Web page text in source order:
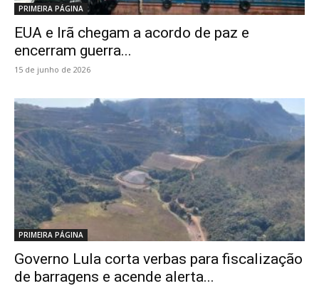
PRIMEIRA PÁGINA
EUA e Irã chegam a acordo de paz e
encerram guerra...
15 de junho de 2026
PRIMEIRA PÁGINA
Governo Lula corta verbas para fiscalização
de barragens e acende alerta...